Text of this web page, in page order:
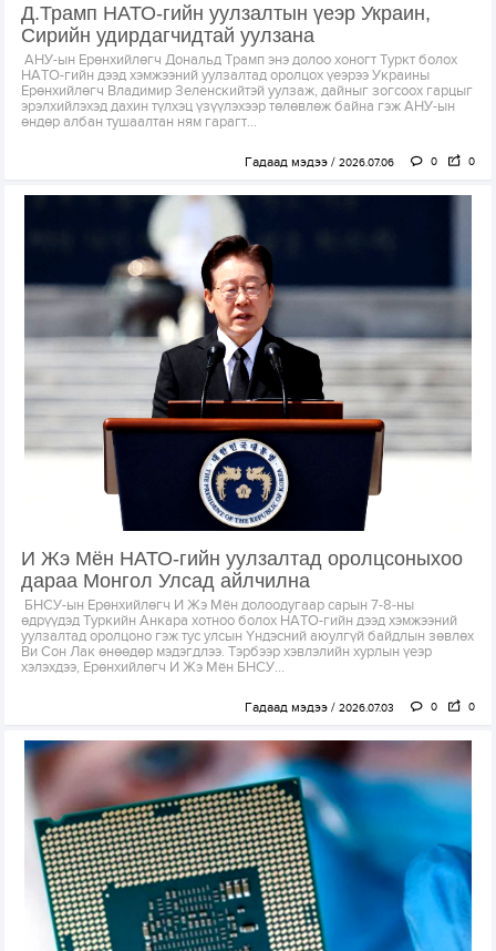
Д.Трамп НАТО-гийн уулзалтын үеэр Украин,
Сирийн удирдагчидтай уулзана
АНУ-ын Ерөнхийлөгч Дональд Трамп энэ долоо хоногт Туркт болох
НАТО-гийн дээд хэмжээний уулзалтад оролцох үеэрээ Украины
Ерөнхийлөгч Владимир Зеленскийтэй уулзаж, дайныг зогсоох гарцыг
эрэлхийлэхэд дахин түлхэц үзүүлэхээр төлөвлөж байна гэж АНУ-ын
өндөр албан тушаалтан ням гарагт...
Гадаад мэдээ 2026.07.06 0 0
И Жэ Мён НАТО-гийн уулзалтад оролцсоныхоо
дараа Монгол Улсад айлчилна
БНСУ-ын Ерөнхийлөгч И Жэ Мён долоодугаар сарын 7-8-ны
өдрүүдэд Туркийн Анкара хотноо болох НАТО-гийн дээд хэмжээний
уулзалтад оролцоно гэж тус улсын Үндэсний аюулгүй байдлын зөвлөх
Ви Сон Лак өнөөдөр мэдэгдлээ. Тэрбээр хэвлэлийн хурлын үеэр
хэлэхдээ, Ерөнхийлөгч И Жэ Мён БНСУ...
Гадаад мэдээ 2026.07.03 0 0